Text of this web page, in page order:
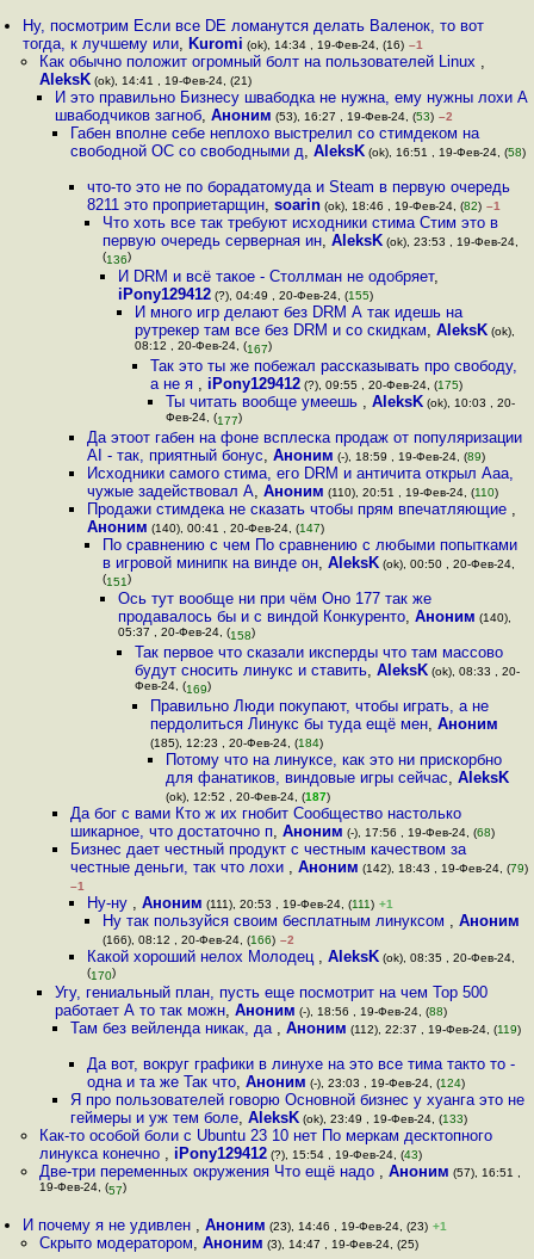
Ну, посмотрим Если все DE ломанутся делать Валенок, то вот
тогда, к лучшему или, Kuromi (ok), 14:34 , 19-Фев-24, (16) –1
Как обычно положит огромный болт на пользователей Linux ,
AleksK(ok), 14:41 , 19-Фев-24, (21)
И это правильно Бизнесу швaбодка не нужна, ему нужны лохи А
швaбодчиков загноб, Аноним (53), 16:27 , 19-Фев-24, (53) –2
Габен вполне себе неплохо выстрелил со стимдеком на
свободной ОС со свободными д,AleksK (ok), 16:51 , 19-Фев-24, (58)
что-то это не по борадатомуда и Steam в первую очередь
8211 это проприетарщин, soarin(ok), 18:46 , 19-Фев-24, (82) –1
Что хоть все так требуют исходники стима Стим это в
первую очередь серверная ин, AleksK(ok), 23:53 , 19-Фев-24,
(136)
И DRM и всё такое - Столлман не одобряет,
iPony129412 (?), 04:49 , 20-Фев-24, (155)
И много игр делают без DRM А так идешь на
рутрекер там все без DRM и со скидкам, AleksK(ok),
08:12 , 20-Фев-24, (167)
Так это ты же побежал рассказывать про свободу,
а не я , iPony129412(?), 09:55 , 20-Фев-24, (175)
Ты читать вообще умеешь ,AleksK (ok), 10:03 , 20-
Фев-24, (177)
Да этоот габен на фоне всплеска продаж от популяризации
AI - так, приятный бонус, Аноним (-), 18:59 , 19-Фев-24, (89)
Исходники самого стима, его DRM и античита открыл Ааа,
чужые задействовал А, Аноним (110), 20:51 , 19-Фев-24, (110)
Продажи стимдека не сказать чтобы прям впечатляющие ,
Аноним (140), 00:41 , 20-Фев-24, (147)
По сравнению с чем По сравнению с любыми попытками
в игровой минипк на винде он, AleksK(ok), 00:50 , 20-Фев-24,
(151)
Ось тут вообще ни при чём Оно 177 так же
продавалось бы и с виндой Конкуренто,Аноним (140),
05:37 , 20-Фев-24, (158)
Так первое что сказали иксперды что там массово
будут сносить линукс и ставить, AleksK(ok), 08:33 , 20-
Фев-24, (169)
Правильно Люди покупают, чтобы играть, а не
пердолиться Линукс бы туда ещё мен, Аноним
(185), 12:23 , 20-Фев-24, (184)
Потому что на линуксе, как это ни прискорбно
для фанатиков, виндовые игры сейчас,AleksK
(ok), 12:52 , 20-Фев-24, (187)
Да бог с вами Кто ж их гнобит Сообщество настолько
шикарное, что достаточно п,Аноним (-), 17:56 , 19-Фев-24, (68)
Бизнес дает честный продукт с честным качеством за
честные деньги, так что лохи ,Аноним (142), 18:43 , 19-Фев-24, (79)
–1
Ну-ну , Аноним (111), 20:53 , 19-Фев-24, (111) +1
Ну так пользуйся своим бесплатным линуксом , Аноним
(166), 08:12 , 20-Фев-24, (166) –2
Какой хороший нелох Молодец , AleksK(ok), 08:35 , 20-Фев-24,
(170)
Угу, гениальный план, пусть еще посмотрит на чем Top 500
работает А то так можн, Аноним (-), 18:56 , 19-Фев-24, (88)
Там без вейленда никак, да ,Аноним (112), 22:37 , 19-Фев-24, (119)
Да вот, вокруг графики в линухе на это все тима такто то -
одна и та же Так что, Аноним (-), 23:03 , 19-Фев-24, (124)
Я про пользователей говорю Основной бизнес у хуанга это не
геймеры и уж тем боле,AleksK (ok), 23:49 , 19-Фев-24, (133)
Как-то особой боли с Ubuntu 23 10 нет По меркам десктопного
линукса конечно , iPony129412(?), 15:54 , 19-Фев-24, (43)
Две-три переменных окружения Что ещё надо , Аноним (57), 16:51 ,
19-Фев-24, (57)
И почему я не удивлен ,Аноним (23), 14:46 , 19-Фев-24, (23) +1
Скрыто модератором, Аноним (3), 14:47 , 19-Фев-24, (25)